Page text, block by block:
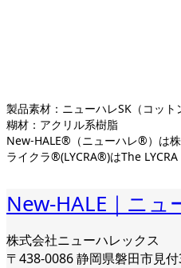
製品素材：ニューハレSK（コット
糊材：アクリル系樹脂
New-HALE®（ニューハレ®）は株
ライクラ®(LYCRA®)はThe LYCRA
New-HALE｜ニュ
株式会社ニューハレックス
〒438-0086 静岡県磐田市見